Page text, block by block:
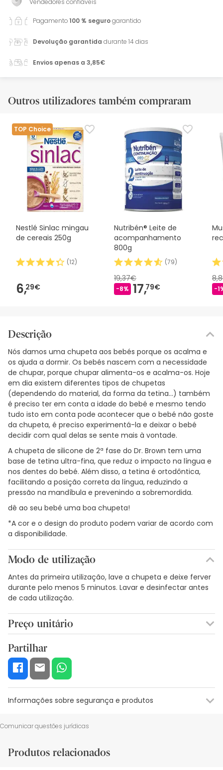
Pagamento100 % segurogarantido
Devolução garantida durante 14 dias
Envios apenas a 3,85€
Outros utilizadores também compraram
TOP Choice
Nestlé Sinlac mingau
de cereais 250g
(12)
6,29€
Nutribén® Leite de
acompanhamento
800g
(79)
19,37€
-8% 17,79€ -
Descrição
Nós damos uma chupeta aos bebés porque os acalma e
os ajuda a dormir. Os bebés nascem com a necessidade
de chupar, porque chupar alimenta-os e acalma-os. Hoje
em dia existem diferentes tipos de chupetas
(dependendo do material, da forma da tetina...) também
é preciso ter em conta a idade do bebé e mesmo tendo
tudo isto em conta pode acontecer que o bebé não goste
da chupeta, é preciso experimentá-la e deixar o bebé
decidir com qual delas se sente mais à vontade.
A chupeta de silicone de 2ª fase do Dr. Brown tem uma
base de tetina ultra-fina, que reduz o impacto na língua e
nos dentes do bebé. Além disso, a tetina é ortodôntica,
facilitando a posição correta da língua, reduzindo a
pressão na mandíbula e prevenindo a sobremordida.
dê ao seu bebé uma boa chupeta!
*A cor e o design do produto podem variar de acordo com
a disponibilidade.
Modo de utilização
Antes da primeira utilização, lave a chupeta e deixe ferver
durante pelo menos 5 minutos. Lavar e desinfectar antes
de cada utilização.
Preço unitário
Partilhar
Informações sobre segurança e produtos
Recursos de segurança visual
De momento, não dispomos de imagens de segurança
Comunicar questões jurídicas
Produtos relacionados